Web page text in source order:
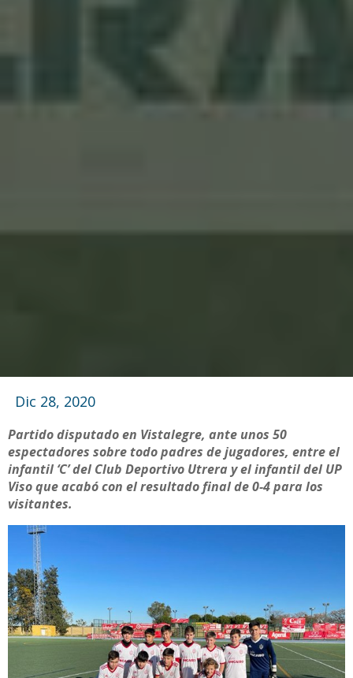
Dic 28, 2020
Partido disputado en Vistalegre, ante unos 50
espectadores sobre todo padres de jugadores, entre el
infantil ‘C’ del Club Deportivo Utrera y el infantil del UP
Viso que acabó con el resultado final de 0-4 para los
visitantes.